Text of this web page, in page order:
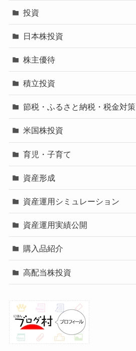
投資
日本株投資
株主優待
積立投資
節税・ふるさと納税・税金対策
米国株投資
育児・子育て
資産形成
資産運用シミュレーション
資産運用実績公開
購入品紹介
高配当株投資